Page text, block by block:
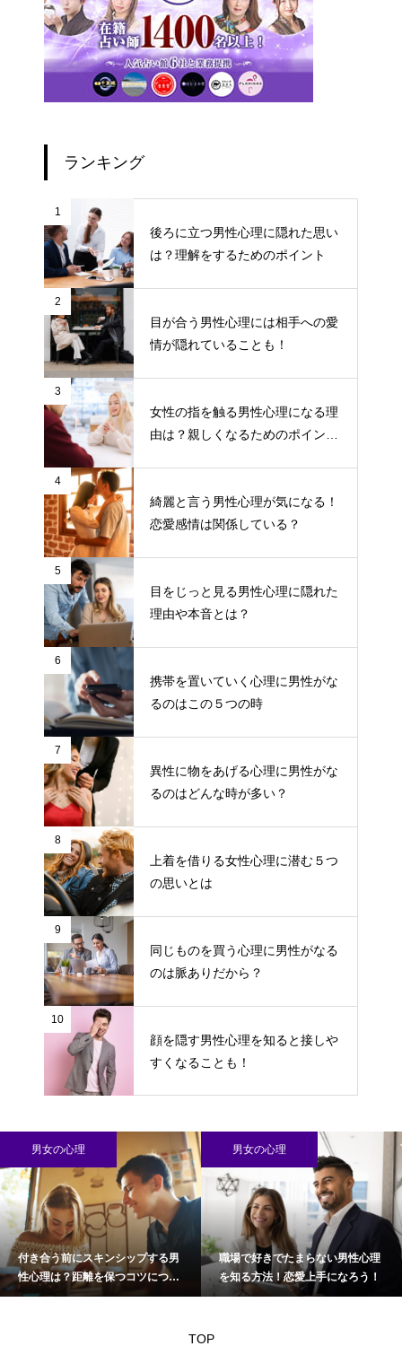
ランキング
1
後ろに立つ男性心理に隠れた思い
は？理解をするためのポイント
2
目が合う男性心理には相手への愛
情が隠れていることも！
3
女性の指を触る男性心理になる理
由は？親しくなるためのポイント
4
綺麗と言う男性心理が気になる！
恋愛感情は関係している？
5
目をじっと見る男性心理に隠れた
理由や本音とは？
6
携帯を置いていく心理に男性がな
るのはこの５つの時
7
異性に物をあげる心理に男性がな
るのはどんな時が多い？
8
上着を借りる女性心理に潜む５つ
の思いとは
9
同じものを買う心理に男性がなる
のは脈ありだから？
10
顔を隠す男性心理を知ると接しや
すくなることも！
男女の心理
付き合う前にスキンシップする男
性心理は？距離を保つコツについ
て
男女の心理
職場で好きでたまらない男性心理
を知る方法！恋愛上手になろう！
TOP